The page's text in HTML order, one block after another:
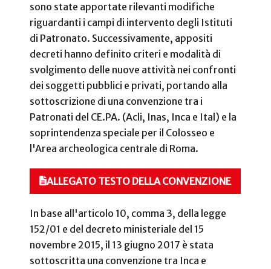
sono state apportate rilevanti modifiche
riguardanti i campi di intervento degli Istituti
di Patronato. Successivamente, appositi
decreti hanno definito criteri e modalità di
svolgimento delle nuove attività nei confronti
dei soggetti pubblici e privati, portando alla
sottoscrizione di una convenzione tra i
Patronati del CE.PA. (Acli, Inas, Inca e Ital) e la
soprintendenza speciale per il Colosseo e
l'Area archeologica centrale di Roma.
ALLEGATO TESTO DELLA CONVENZIONE
In base all'articolo 10, comma 3, della legge
152/01 e del decreto ministeriale del 15
novembre 2015, il 13 giugno 2017 è stata
sottoscritta una convenzione tra Inca e